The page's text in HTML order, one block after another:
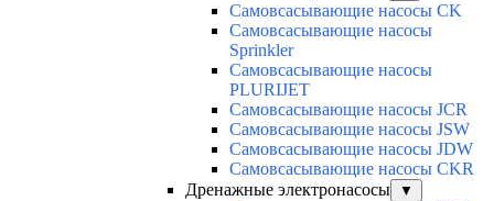
Самовсасывающие насосы CK
Самовсасывающие насосы
Sprinkler
Самовсасывающие насосы
PLURIJET
Самовсасывающие насосы JCR
Самовсасывающие насосы JSW
Самовсасывающие насосы JDW
Самовсасывающие насосы CKR
Дренажные электронасосы
▼